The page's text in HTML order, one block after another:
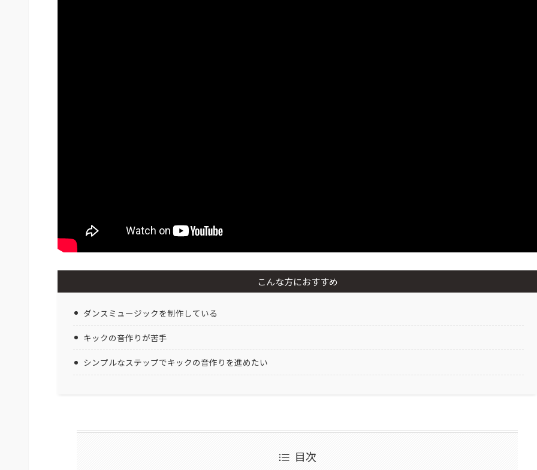
こんな方におすすめ
ダンスミュージックを制作している
キックの音作りが苦手
シンプルなステップでキックの音作りを進めたい
目次